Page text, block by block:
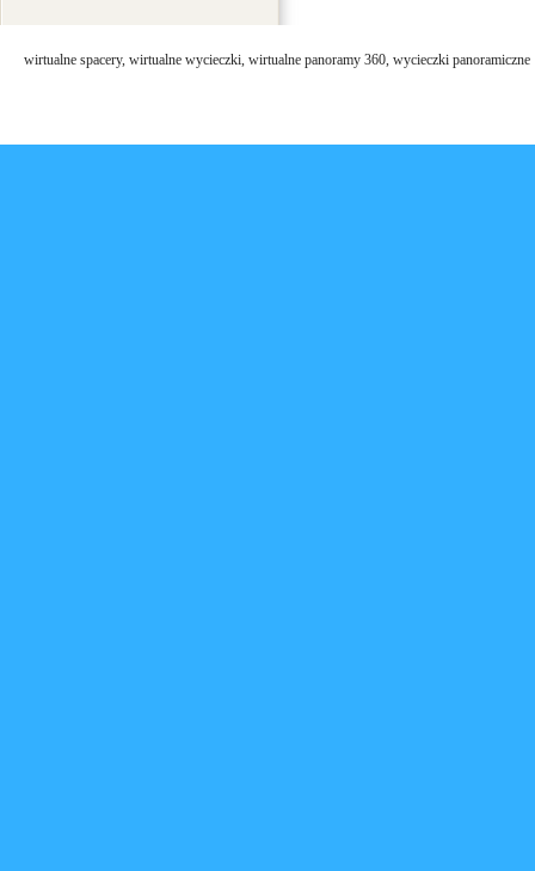
wirtualne spacery, wirtualne wycieczki, wirtualne panoramy 360, wycieczki panoramiczne